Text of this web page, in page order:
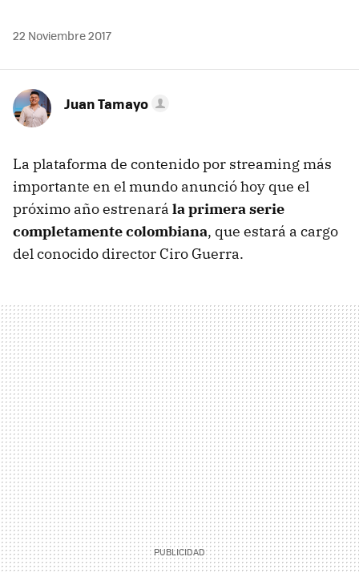
22 Noviembre 2017
Juan Tamayo
La plataforma de contenido por streaming más
importante en el mundo anunció hoy que el
próximo año estrenará la primera serie
completamente colombiana, que estará a cargo
del conocido director Ciro Guerra.